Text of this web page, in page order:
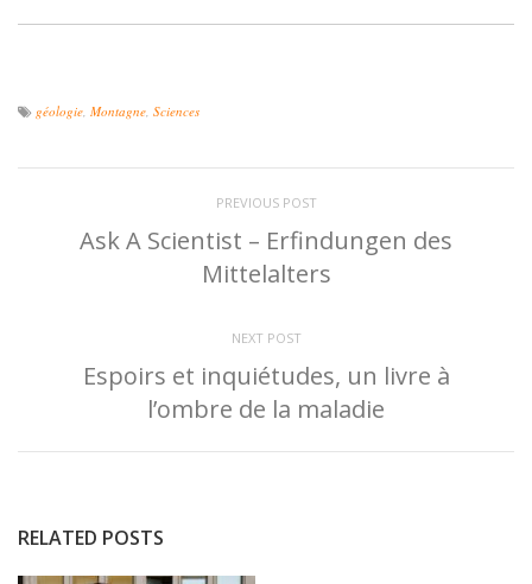
géologie Montagne Sciences
PREVIOUS POST
Ask A Scientist – Erfindungen des
Mittelalters
NEXT POST
Espoirs et inquiétudes, un livre à
l’ombre de la maladie
RELATED POSTS